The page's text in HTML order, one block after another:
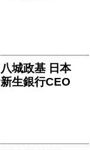
城政基 日本
生銀行CEO